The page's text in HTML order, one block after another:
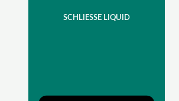
SCHLIESSE LIQUID